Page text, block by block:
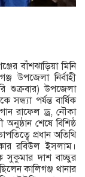
বাঁশঝাড়িয়া মিনি
উপজেলা নির্বাহী
শুক্রবার) উপজেলা
পর্যন্ত বার্ষিক
রাফেল ড্র, নৌকা
শেষে বিশিষ্ঠ
প্রধান অতিথি
রবিউল ইসলাম।
সুকুমার দাশ বাচ্ছুর
কালিগঞ্জ থানার